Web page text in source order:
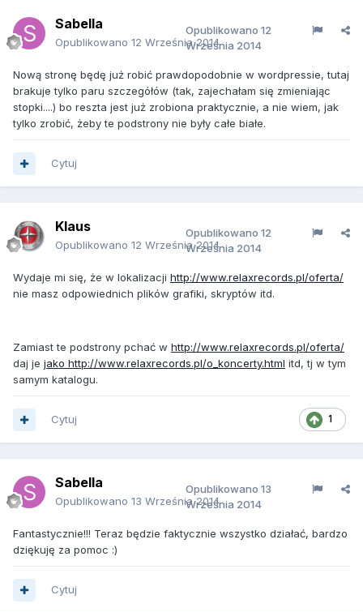
Sabella
Opublikowano 12 Września 2014
Opublikowano 12
Września 2014
Nową stronę będę już robić prawdopodobnie w wordpressie, tutaj
brakuje tylko paru szczegółów (tak, zajechałam się zmieniając
stopki....) bo reszta jest już zrobiona praktycznie, a nie wiem, jak
tylko zrobić, żeby te podstrony nie były całe białe.
Cytuj
Klaus
Opublikowano 12 Września 2014
Opublikowano 12
Września 2014
Wydaje mi się, że w lokalizacji http://www.relaxrecords.pl/oferta/
nie masz odpowiednich plików grafiki, skryptów itd.
Zamiast te podstrony pchać w http://www.relaxrecords.pl/oferta/
daj je jako http://www.relaxrecords.pl/o_koncerty.html itd, tj w tym
samym katalogu.
1
Cytuj
Sabella
Opublikowano 13 Września 2014
Opublikowano 13
Września 2014
Fantastycznie!!! Teraz będzie faktycznie wszystko działać, bardzo
dziękuję za pomoc :)
Cytuj